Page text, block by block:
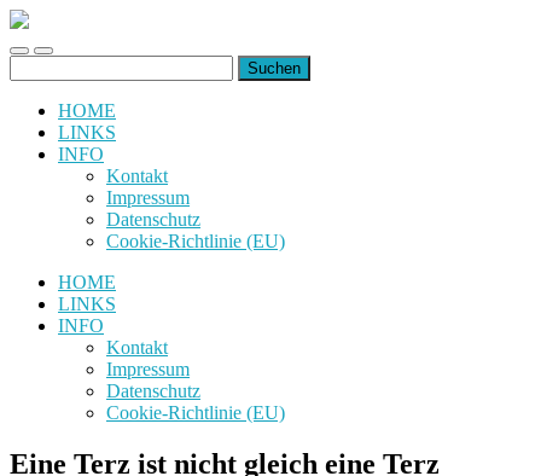
uiuiuiuiuiuiui.de
Toggle
mobile
Toggle
search
nach:
HOME
LINKS
INFO
Kontakt
Impressum
Datenschutz
Cookie-Richtlinie (EU)
HOME
LINKS
INFO
Kontakt
Impressum
Datenschutz
Cookie-Richtlinie (EU)
Eine Terz ist nicht gleich eine Terz